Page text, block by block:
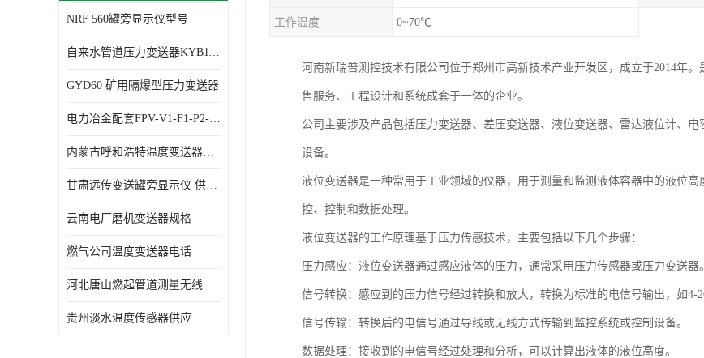
NRF 560罐旁显示仪型号
自来水管道压力变送器KYB11G03M2型号 使用方便
GYD60 矿用隔爆型压力变送器
电力冶金配套FPV-V1-F1-P2-03电压变送器
内蒙古呼和浩特温度变送器配套罐旁显示仪供应 性能稳定
甘肃远传变送罐旁显示仪 供应及时
云南电厂磨机变送器规格
燃气公司温度变送器电话
河北唐山燃起管道测量无线压力变送器型号 性能稳定
贵州淡水温度传感器供应
工作温度 0~70℃
河南新瑞普测控技术有限公司位于郑州市高新技术产业开发区，成立于2014年
售服务、工程设计和系统成套于一体的企业。
公司主要涉及产品包括压力变送器、差压变送器、液位变送器、雷达液位计、
设备。
液位变送器是一种常用于工业领域的仪器，用于测量和监测液体容器中的液位
控、控制和数据处理。
液位变送器的工作原理基于压力传感技术，主要包括以下几个步骤：
压力感应：液位变送器通过感应液体的压力，通常采用压力传感器或压力变送器。
信号转换：感应到的压力信号经过转换和放大，转换为标准的电信号输出，如4-
信号传输：转换后的电信号通过导线或无线方式传输到监控系统或控制设备。
数据处理：接收到的电信号经过处理和分析，可以计算出液体的液位高度。